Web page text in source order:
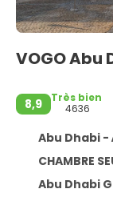
VOGO Abu
8,9
Très bien
4636
Abu Dhabi -
CHAMBRE
Abu Dhabi